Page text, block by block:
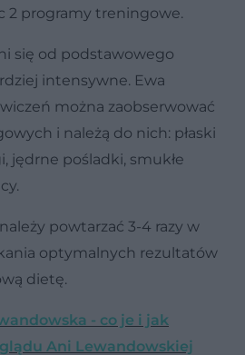
2 programy treningowe.
się od podstawowego
intensywne. Ewa
można zaobserwować
i należą do nich: płaski
jędrne pośladki, smukłe
powtarzać 3-4 razy w
optymalnych rezultatów
dietę.
- co je i jak
Ani Lewandowskiej